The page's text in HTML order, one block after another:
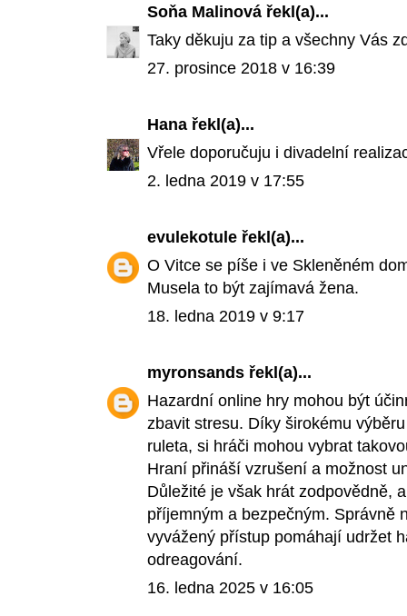
Soňa Malinová řekl(a)...
Taky děkuju za tip a všechny Vás
27. prosince 2018 v 16:39
Hana řekl(a)...
Vřele doporučuju i divadelní
2. ledna 2019 v 17:55
evulekotule řekl(a)...
O Vitce se píše i ve Skleněném
Musela to být zajímavá žena.
18. ledna 2019 v 9:17
myronsands řekl(a)...
Hazardní online hry mohou být
zbavit stresu. Díky širokému
ruleta, si hráči mohou vybrat
Hraní přináší vzrušení a možnost
Důležité je však hrát zodpovědně,
příjemným a bezpečným. Správně
vyvážený přístup pomáhají udržet
odreagování.
16. ledna 2025 v 16:05